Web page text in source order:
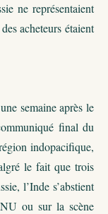
ne représentaient
acheteurs étaient
semaine après le
final du
indopacifique,
le fait que trois
l’Inde s’abstient
ou sur la scène